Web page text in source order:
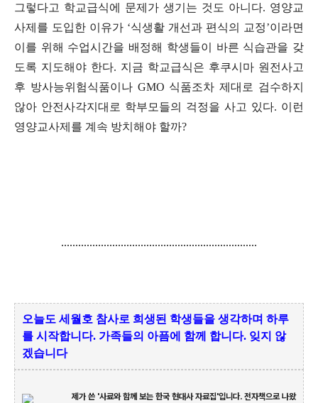
그렇다고 학교급식에 문제가 생기는 것도 아니다. 영양교
사제를 도입한 이유가 ‘식생활 개선과 편식의 교정’이라면
이를 위해 수업시간을 배정해 학생들이 바른 식습관을 갖
도록 지도해야 한다. 지금 학교급식은 후쿠시마 원전사고
후 방사능위험식품이나 GMO 식품조차 제대로 검수하지
않아 안전사각지대로 학부모들의 걱정을 사고 있다. 이런
영양교사제를 계속 방치해야 할까?
.....................................................................
오늘도 세월호 참사로 희생된 학생들을 생각하며 하루
를 시작합니다. 가족들의 아픔에 함께 합니다. 잊지 않
겠습니다
제가 쓴 '사료와 함께 보는 한국 현대사 자료집'입니다. 전자책으로 나왔